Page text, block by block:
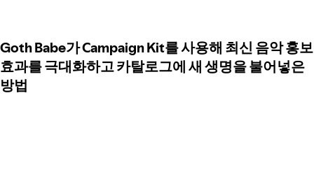
Goth Babe가 Campaign Kit를 사용해 최신 음악 홍보
효과를 극대화하고 카탈로그에 새 생명을 불어넣은
방법